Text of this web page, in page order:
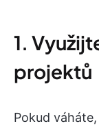
1.
projektů
Pokud